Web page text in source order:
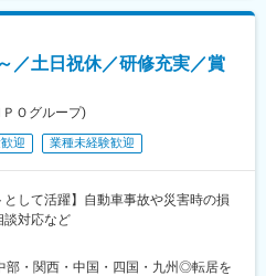
／土日祝休／研修充実／賞
Ｏグループ)
迎 業種未経験歓迎
として活躍】自動車事故や災害時の損
談対応など
部・関西・中国・四国・九州◎転居を